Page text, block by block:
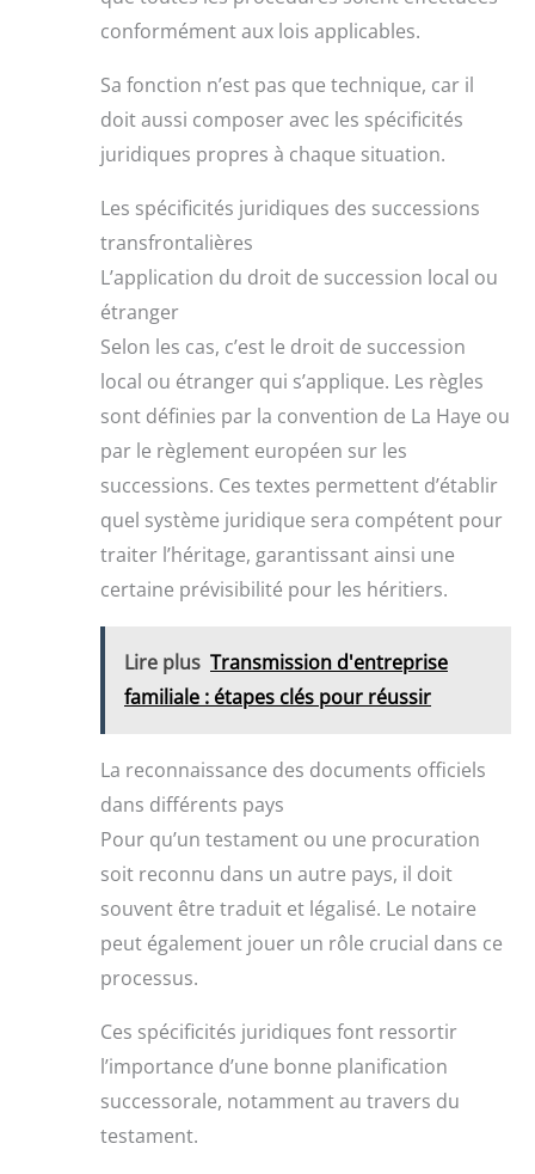
conformément aux lois applicables.
Sa fonction n’est pas que technique, car il
doit aussi composer avec les spécificités
juridiques propres à chaque situation.
Les spécificités juridiques des successions
transfrontalières
L’application du droit de succession local ou
étranger
Selon les cas, c’est le droit de succession
local ou étranger qui s’applique. Les règles
sont définies par la convention de La Haye ou
par le règlement européen sur les
successions. Ces textes permettent d’établir
quel système juridique sera compétent pour
traiter l’héritage, garantissant ainsi une
certaine prévisibilité pour les héritiers.
Lire plus Transmission d'entreprise
familiale : étapes clés pour réussir
La reconnaissance des documents officiels
dans différents pays
Pour qu’un testament ou une procuration
soit reconnu dans un autre pays, il doit
souvent être traduit et légalisé. Le notaire
peut également jouer un rôle crucial dans ce
processus.
Ces spécificités juridiques font ressortir
l’importance d’une bonne planification
successorale, notamment au travers du
testament.